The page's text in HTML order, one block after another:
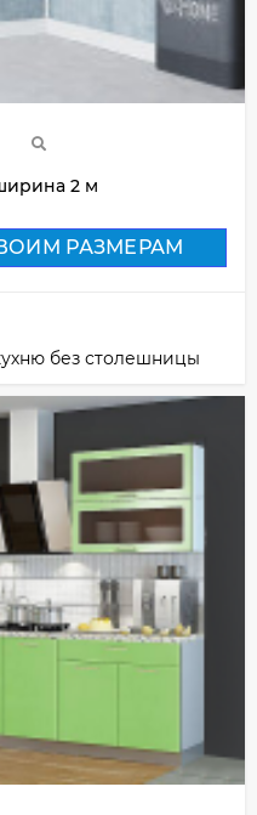
2 м
РАЗМЕРАМ
без столешницы